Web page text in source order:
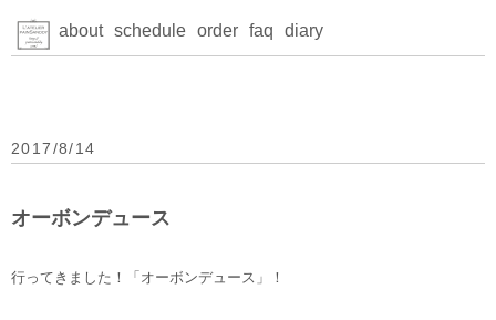
about schedule order faq diary
2017/8/14
オーボンデュース
行ってきました！「オーボンデュース」！